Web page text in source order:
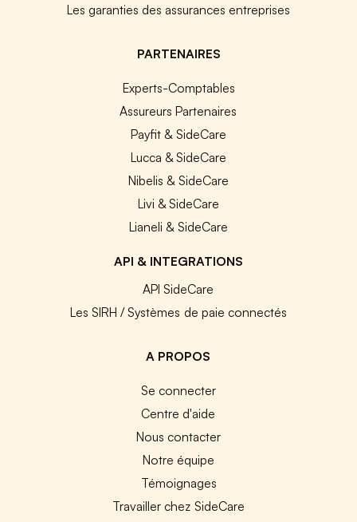
Les garanties des assurances entreprises
PARTENAIRES
Experts-Comptables
Assureurs Partenaires
Payfit & SideCare
Lucca & SideCare
Nibelis & SideCare
Livi & SideCare
Lianeli & SideCare
API & INTEGRATIONS
API SideCare
Les SIRH / Systèmes de paie connectés
A PROPOS
Se connecter
Centre d'aide
Nous contacter
Notre équipe
Témoignages
Travailler chez SideCare